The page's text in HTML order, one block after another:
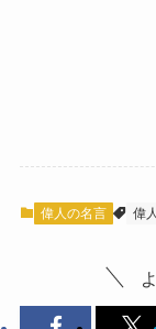
偉人の名言 偉